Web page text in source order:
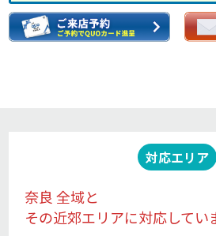
対応エリア
奈良 全域と
その近郊エリアに対応してい